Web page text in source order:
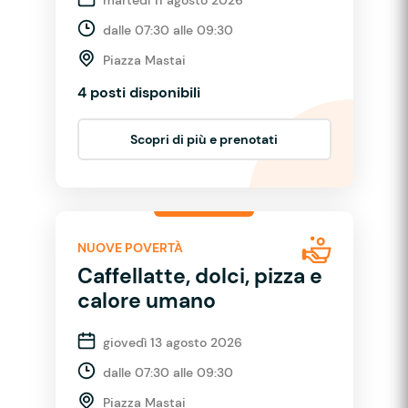
dalle 07:30 alle 09:30
Piazza Mastai
4 posti disponibili
Scopri di più e prenotati
NUOVE POVERTÀ
Caffellatte, dolci, pizza e
calore umano
giovedì 13 agosto 2026
dalle 07:30 alle 09:30
Piazza Mastai